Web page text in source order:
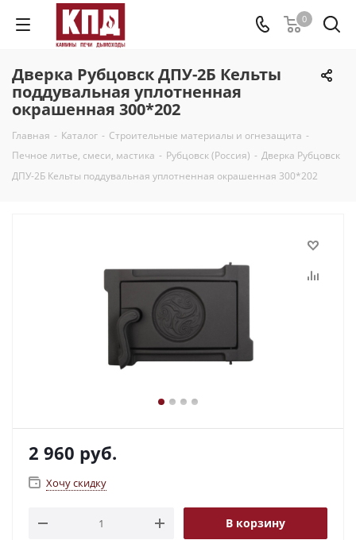
0
Дверка Рубцовск ДПУ-2Б Кельты
поддувальная уплотненная
окрашенная 300*202
Главная - Каталог - Строительные материалы и огнезащита -
Печное литье, смеси, мастика - Рубцовск (Россия) - Дверка Рубцовск
ДПУ-2Б Кельты поддувальная уплотненная окрашенная 300*202
2 960 руб.
Хочу скидку
В корзину